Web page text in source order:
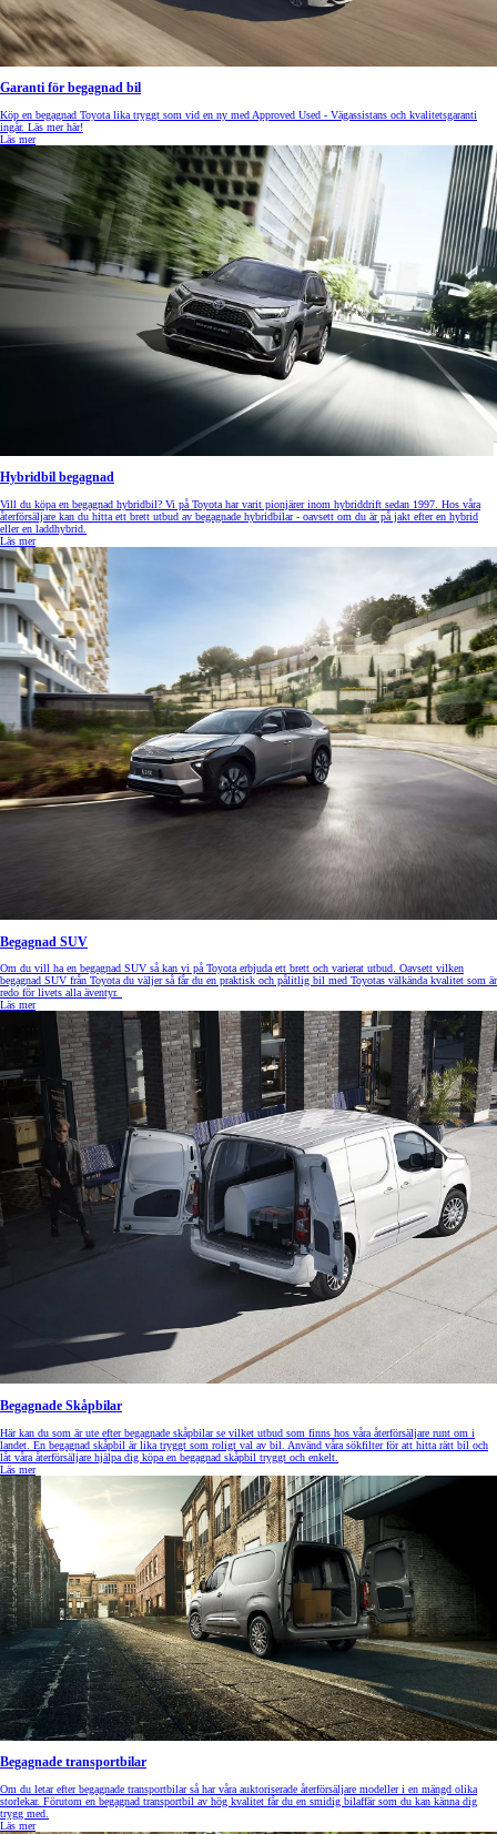
Garanti för begagnad bil
Köp en begagnad Toyota lika tryggt som vid en ny med Approved Used - Vägassistans och kvalitetsgaranti
ingår. Läs mer här!
Läs mer
Hybridbil begagnad
Vill du köpa en begagnad hybridbil? Vi på Toyota har varit pionjärer inom hybriddrift sedan 1997. Hos våra
återförsäljare kan du hitta ett brett utbud av begagnade hybridbilar - oavsett om du är på jakt efter en hybrid
eller en laddhybrid.
Läs mer
Begagnad SUV
Om du vill ha en begagnad SUV så kan vi på Toyota erbjuda ett brett och varierat utbud. Oavsett vilken
begagnad SUV från Toyota du väljer så får du en praktisk och pålitlig bil med Toyotas välkända kvalitet som är
redo för livets alla äventyr.
Läs mer
Begagnade Skåpbilar
Här kan du som är ute efter begagnade skåpbilar se vilket utbud som finns hos våra återförsäljare runt om i
landet. En begagnad skåpbil är lika tryggt som roligt val av bil. Använd våra sökfilter för att hitta rätt bil och
låt våra återförsäljare hjälpa dig köpa en begagnad skåpbil tryggt och enkelt.
Läs mer
Begagnade transportbilar
Om du letar efter begagnade transportbilar så har våra auktoriserade återförsäljare modeller i en mängd olika
storlekar. Förutom en begagnad transportbil av hög kvalitet får du en smidig bilaffär som du kan känna dig
trygg med.
Läs mer